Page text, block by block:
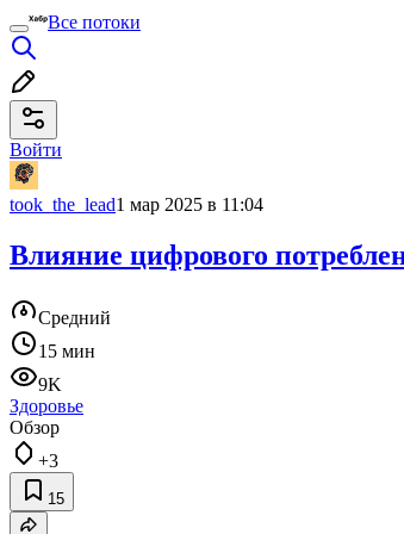
Все потоки
Войти
took_the_lead1 мар 2025 в 11:04
Влияние цифрового
Средний
15 мин
9K
Здоровье
Обзор
+3
15